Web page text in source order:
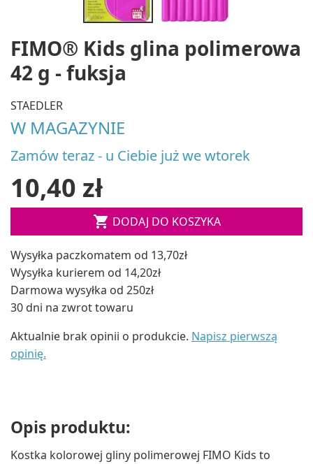
FIMO® Kids glina polimerowa
42 g - fuksja
STAEDLER
W MAGAZYNIE
Zamów teraz - u Ciebie już we wtorek
10,40 zł
 DODAJ DO KOSZYKA
Wysyłka paczkomatem od 13,70zł
Wysyłka kurierem od 14,20zł
Darmowa wysyłka od 250zł
30 dni na zwrot towaru
Aktualnie brak opinii o produkcie. Napisz pierwszą
opinię.
Opis produktu:
Kostka kolorowej gliny polimerowej FIMO Kids to